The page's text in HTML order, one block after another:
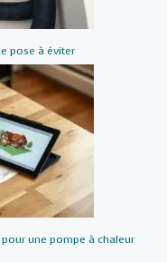
pose à éviter
une pompe à chaleur